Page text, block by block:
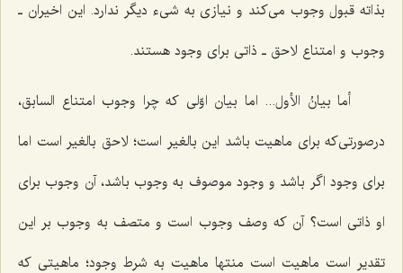
بذاته قبول وجوب می‌کند و نیازی به شیء دیگر ندارد. این اخیران ـ
وجوب و امتناع لاحق ـ ذاتی برای وجود هستند.
أما بیانُ الأول... اما بیان اوّلی که چرا وجوب امتناع السابق،
درصورتی‌که برای ماهیت باشد این بالغیر است؛ لاحق بالغیر است اما
برای وجود اگر باشد و وجود موصوف به وجوب باشد، آن وجوب برای
او ذاتی است؟ آن که وصف وجوب است و متصف به وجوب بر این
تقدیر است ماهیت است منتها ماهیت به شرط وجود؛ ماهیتی که